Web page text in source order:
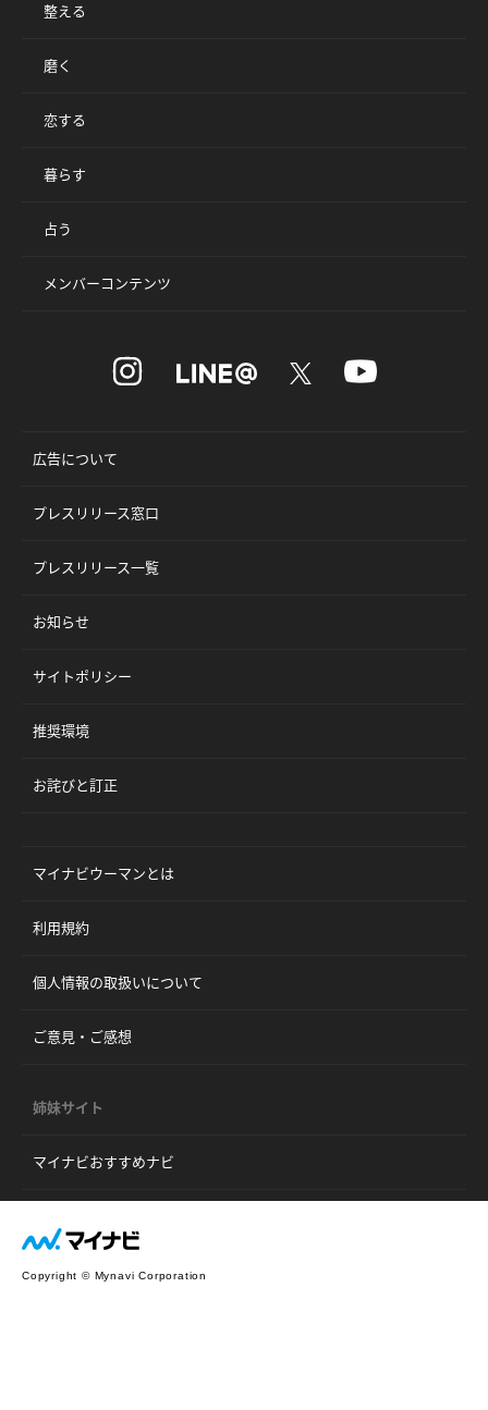
整える
磨く
恋する
暮らす
占う
メンバーコンテンツ
広告について
プレスリリース窓口
プレスリリース一覧
お知らせ
サイトポリシー
推奨環境
お詫びと訂正
マイナビウーマンとは
利用規約
個人情報の取扱いについて
ご意見・ご感想
姉妹サイト
マイナビおすすめナビ
Copyright © Mynavi Corporation